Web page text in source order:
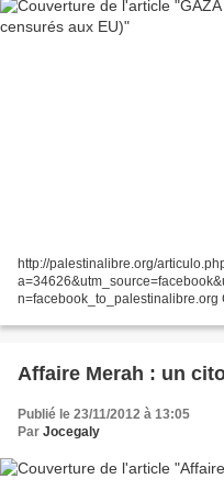
http://palestinalibre.org/
n=facebook_to_palestinalibre.org
CA El Museo de...
Affaire Merah : un
Publié le 23/11/2012 à 13:05
Par Jocegaly